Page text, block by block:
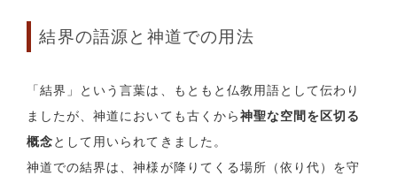
結界の語源と神道での用法
「結界」という言葉は、もともと仏教用語として伝わり
ましたが、神道においても古くから神聖な空間を区切る
概念として用いられてきました。
神道での結界は、神様が降りてくる場所（依り代）を守